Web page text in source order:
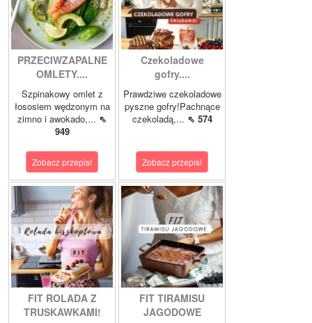
PRZECIWZAPALNE
OMLETY....
Szpinakowy omlet z
łososiem wędzonym na
zimno i awokado,... ⇖
949
Zobacz przepis!
Czekoladowe
gofry....
Prawdziwe czekoladowe
pyszne gofry!Pachnące
czekoladą,... ⇖ 574
Zobacz przepis!
FIT ROLADA Z
TRUSKAWKAMI!
FIT TIRAMISU
JAGODOWE